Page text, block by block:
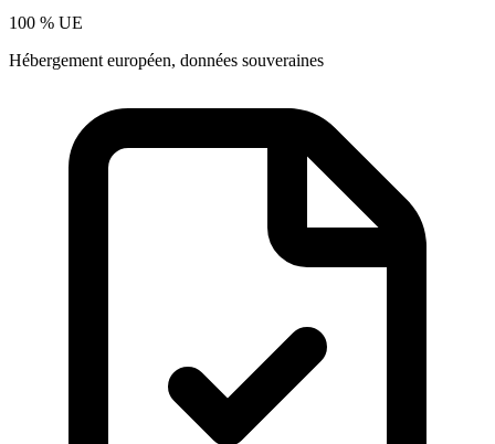
100 % UE
Hébergement européen, données souveraines